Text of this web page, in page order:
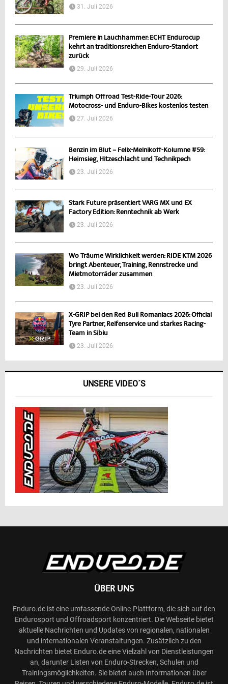
31. Juli 2026
Premiere in Lauchhammer: ECHT Endurocup
kehrt an traditionsreichen Enduro-Standort
zurück
29. Juli 2026
Triumph Offroad Test-Ride-Tour 2026:
Motocross- und Enduro-Bikes kostenlos testen
27. Juli 2026
Benzin im Blut – Felix-Melnikoff-Kolumne #59:
Heimsieg, Hitzeschlacht und Technikpech
23. Juli 2026
Stark Future präsentiert VARG MX und EX
Factory Edition: Renntechnik ab Werk
23. Juli 2026
Wo Träume Wirklichkeit werden: RIDE KTM 2026
bringt Abenteuer, Training, Rennstrecke und
Mietmotorräder zusammen
23. Juli 2026
X-GRIP bei den Red Bull Romaniacs 2026: Official
Tyre Partner, Reifenservice und starkes Racing-
Team in Sibiu
23. Juli 2026
UNSERE VIDEO´S
ÜBER UNS
Enduro.de ist eine umfassende Online-Plattform, die sich auf den
Endurosport und Offroadsport konzentriert. Die Webseite bietet
aktuelle Nachrichten und Updates von regionalen, nationalen
und internationalen Veranstaltungen. Zusätzlich zu den
Nachrichten bietet Enduro.de eine Vielzahl von Dienstleistungen
an, darunter Listen von Enduro-Strecken, Schulen und
Trainingsmöglichkeiten. Sie bietet auch Informationen über